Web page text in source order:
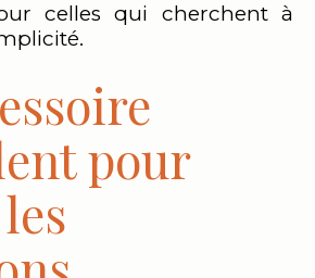
celles qui cherchent à
pour